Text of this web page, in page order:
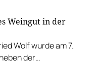
Weingut in der
Wolf wurde am 7.
der